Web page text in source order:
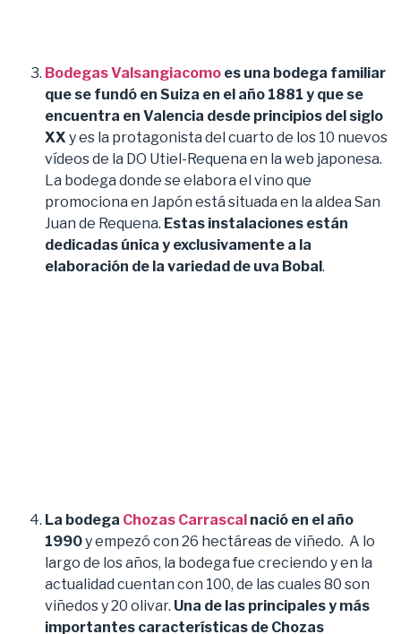
Bodegas Valsangiacomo es una bodega familiar
que se fundó en Suiza en el año 1881 y que se
encuentra en Valencia desde principios del siglo
XX y es la protagonista del cuarto de los 10 nuevos
vídeos de la DO Utiel-Requena en la web japonesa.
La bodega donde se elabora el vino que
promociona en Japón está situada en la aldea San
Juan de Requena. Estas instalaciones están
dedicadas única y exclusivamente a la
elaboración de la variedad de uva Bobal.
La bodega Chozas Carrascal nació en el año
1990y empezó con 26 hectáreas de viñedo. A lo
largo de los años, la bodega fue creciendo y en la
actualidad cuentan con 100, de las cuales 80 son
viñedos y 20 olivar. Una de las principales y más
importantes características de Chozas